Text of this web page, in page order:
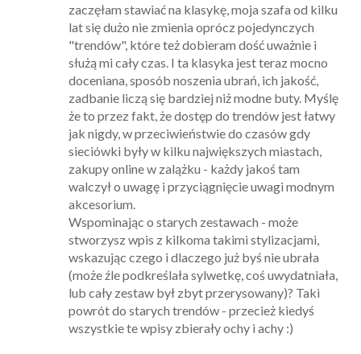
zaczęłam stawiać na klasykę, moja szafa od kilku
lat się dużo nie zmienia oprócz pojedynczych
"trendów", które też dobieram dość uważnie i
służą mi cały czas. I ta klasyka jest teraz mocno
doceniana, sposób noszenia ubrań, ich jakość,
zadbanie liczą się bardziej niż modne buty. Myślę
że to przez fakt, że dostęp do trendów jest łatwy
jak nigdy, w przeciwieństwie do czasów gdy
sieciówki były w kilku największych miastach,
zakupy online w zalążku - każdy jakoś tam
walczył o uwagę i przyciągnięcie uwagi modnym
akcesorium.
Wspominając o starych zestawach - może
stworzysz wpis z kilkoma takimi stylizacjami,
wskazując czego i dlaczego już byś nie ubrała
(może źle podkreślała sylwetkę, coś uwydatniała,
lub cały zestaw był zbyt przerysowany)? Taki
powrót do starych trendów - przecież kiedyś
wszystkie te wpisy zbierały ochy i achy :)